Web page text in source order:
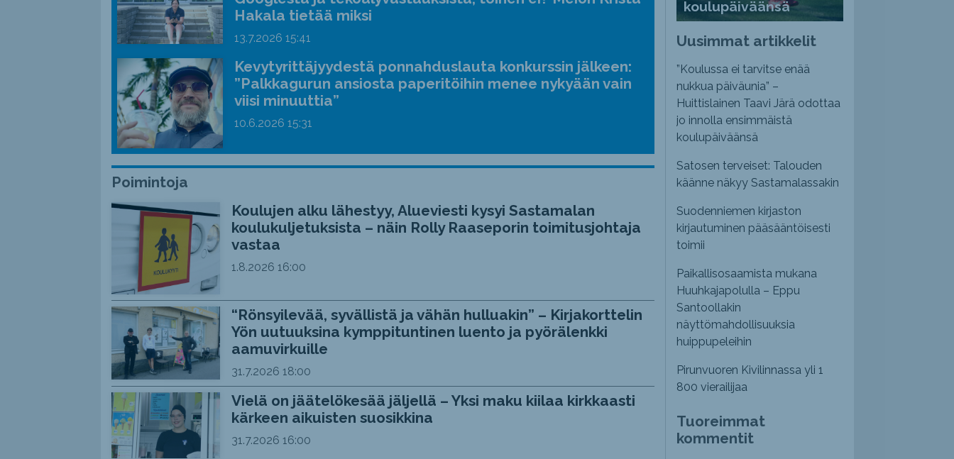
äänenvoimakkuutta
pienemmäksi.
Hakala tietää miksi
13.7.2026 15:41
Kevytyrittäjyydestä ponnahduslauta konkurssin jälkeen:
”Palkkagurun ansiosta paperitöihin menee nykyään vain
viisi minuuttia”
10.6.2026 15:31
Poimintoja
Koulujen alku lähestyy, Alueviesti kysyi Sastamalan
koulukuljetuksista – näin Rolly Raaseporin toimitusjohtaja
vastaa
1.8.2026 16:00
“Rönsyilevää, syvällistä ja vähän hulluakin” – Kirjakorttelin
Yön uutuuksina kymppituntinen luento ja pyörälenkki
aamuvirkuille
31.7.2026 18:00
Vielä on jäätelökesää jäljellä – Yksi maku kiilaa kirkkaasti
kärkeen aikuisten suosikkina
31.7.2026 16:00
koulupäiväänsä
Uusimmat artikkelit
”Koulussa ei tarvitse enää
nukkua päiväunia” –
Huittislainen Taavi Järä odottaa
jo innolla ensimmäistä
koulupäiväänsä
Satosen terveiset: Talouden
käänne näkyy Sastamalassakin
Suodenniemen kirjaston
kirjautuminen pääsääntöisesti
toimii
Paikallisosaamista mukana
Huuhkajapolulla – Eppu
Santoollakin
näyttömahdollisuuksia
huippupeleihin
Pirunvuoren Kivilinnassa yli 1
800 vierailijaa
Tuoreimmat
kommentit